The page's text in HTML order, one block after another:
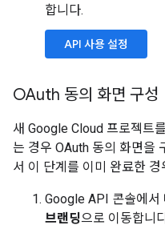
합니다.
API 사용 설정
OAuth 동의 화면 구성
새 Google Cloud 프로젝트
는 경우 OAuth 동의 화면을
서 이 단계를 이미 완료한
Google API 콘솔에서
브랜딩으로 이동합니